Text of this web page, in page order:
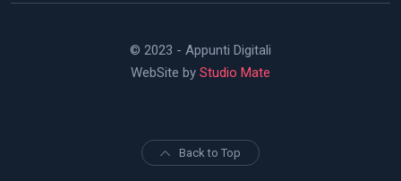
© 2023 - Appunti Digitali
WebSite by Studio Mate
Back to Top